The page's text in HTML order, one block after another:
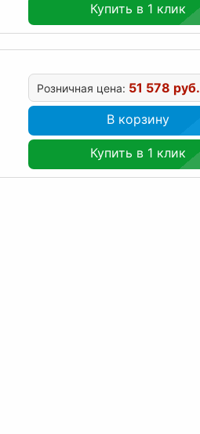
Купить в 1 клик
Розничная цена: 51 578 руб.
В корзину
Купить в 1 клик